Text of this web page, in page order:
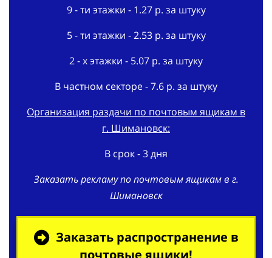
5 - ти этажки - 2.53 р. за штуку
2 - х этажки - 5.07 р. за штуку
В частном секторе - 7.6 р. за штуку
Организация раздачи по почтовым ящикам в
В срок - 3 дня
Заказать рекламу по почтовым ящикам в г.
Заказать распространение в
почтовые ящики!